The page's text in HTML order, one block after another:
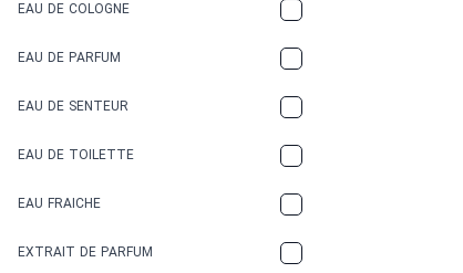
EAU DE COLOGNE
EAU DE PARFUM
EAU DE SENTEUR
EAU DE TOILETTE
EAU FRAICHE
EXTRAIT DE PARFUM